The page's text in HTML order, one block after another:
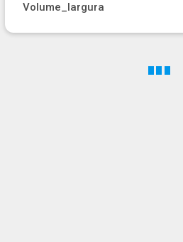
Volume_largura